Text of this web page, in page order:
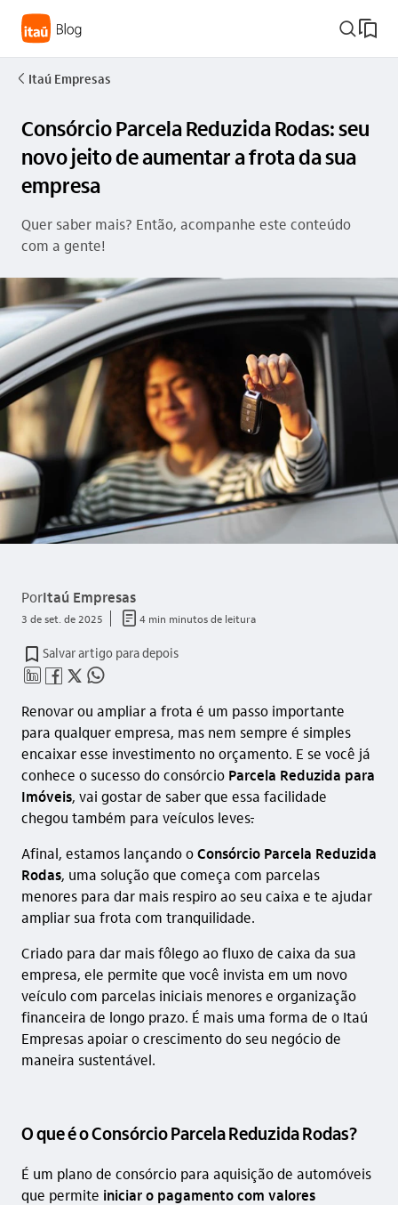
busca_outline
seta_esquerda Itaú Empresas
Consórcio Parcela Reduzida Rodas: seu
novo jeito de aumentar a frota da sua
empresa
Quer saber mais? Então, acompanhe este conteúdo
com a gente!
PorItaú Empresas
3 de set. de 2025 documento_outline 4 min minutos de leitura
Salvar artigo para depois
linkedin_base facebook_outline twitter_outline whatsapp_outline
Renovar ou ampliar a frota é um passo importante
para qualquer empresa, mas nem sempre é simples
encaixar esse investimento no orçamento. E se você já
conhece o sucesso do consórcio Parcela Reduzida para
Imóveis, vai gostar de saber que essa facilidade
chegou também para veículos leves.
Afinal, estamos lançando oConsórcio Parcela Reduzida
Rodas, uma solução que começa com parcelas
menores para dar mais respiro ao seu caixa e te ajudar
ampliar sua frota com tranquilidade.
Criado para dar mais fôlego ao fluxo de caixa da sua
empresa, ele permite que você invista em um novo
veículo com parcelas iniciais menores e organização
financeira de longo prazo. É mais uma forma de o Itaú
Empresas apoiar o crescimento do seu negócio de
maneira sustentável.
O que é o Consórcio Parcela Reduzida Rodas?
É um plano de consórcio para aquisição de automóveis
que permite iniciar o pagamento com valores